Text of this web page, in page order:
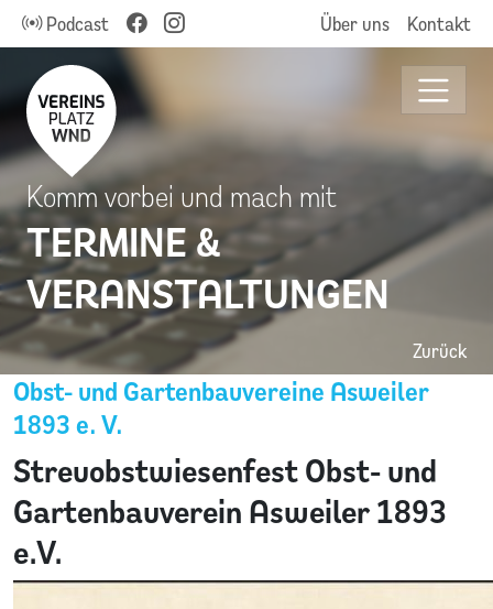
Podcast Über uns Kontakt
TERMINE &
VERANSTALTUNGEN
Komm vorbei und mach mit
Zurück
Streuobstwiesenfest Obst- und
Gartenbauverein Asweiler 1893
e.V.
Obst- und Gartenbauvereine Asweiler
1893 e. V.